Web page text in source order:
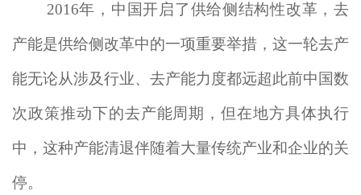
2016年，中国开启了供给侧结构性改革，去
产能是供给侧改革中的一项重要举措，这一轮去产
能无论从涉及行业、去产能力度都远超此前中国数
次政策推动下的去产能周期，但在地方具体执行
中，这种产能清退伴随着大量传统产业和企业的关
停。